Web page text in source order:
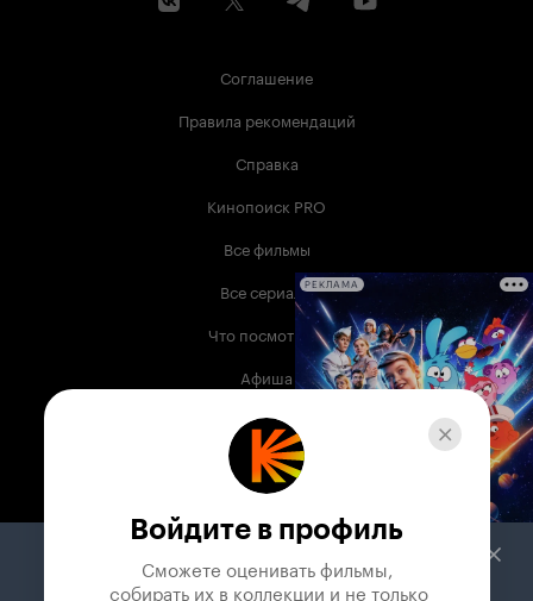
Соглашение
Правила рекомендаций
Справка
Кинопоиск PRO
Все фильмы
Все сериалы
Что посмотреть
Афиша
Музыка
Телепрограмма
Служба поддержки
РЕКЛАМА
Войдите в профиль
Сможете оценивать фильмы,
собирать их в коллекции и не только